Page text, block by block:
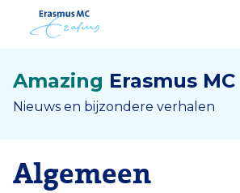
Amazing Erasmus MC
Nieuws en bijzondere verhalen
Algemeen